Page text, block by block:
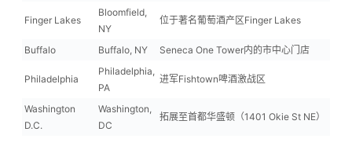
Finger Lakes
Bloomfield,
NY
位于著名葡萄酒产区Finger Lakes
Buffalo Buffalo, NY Seneca One Tower内的市中心门店
Philadelphia
Philadelphia,
PA
进军Fishtown啤酒激战区
Washington
D.C.
Washington,
DC
拓展至首都华盛顿（1401 Okie St NE）